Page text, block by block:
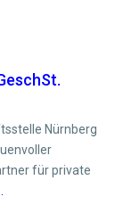
Nürnberg
für private